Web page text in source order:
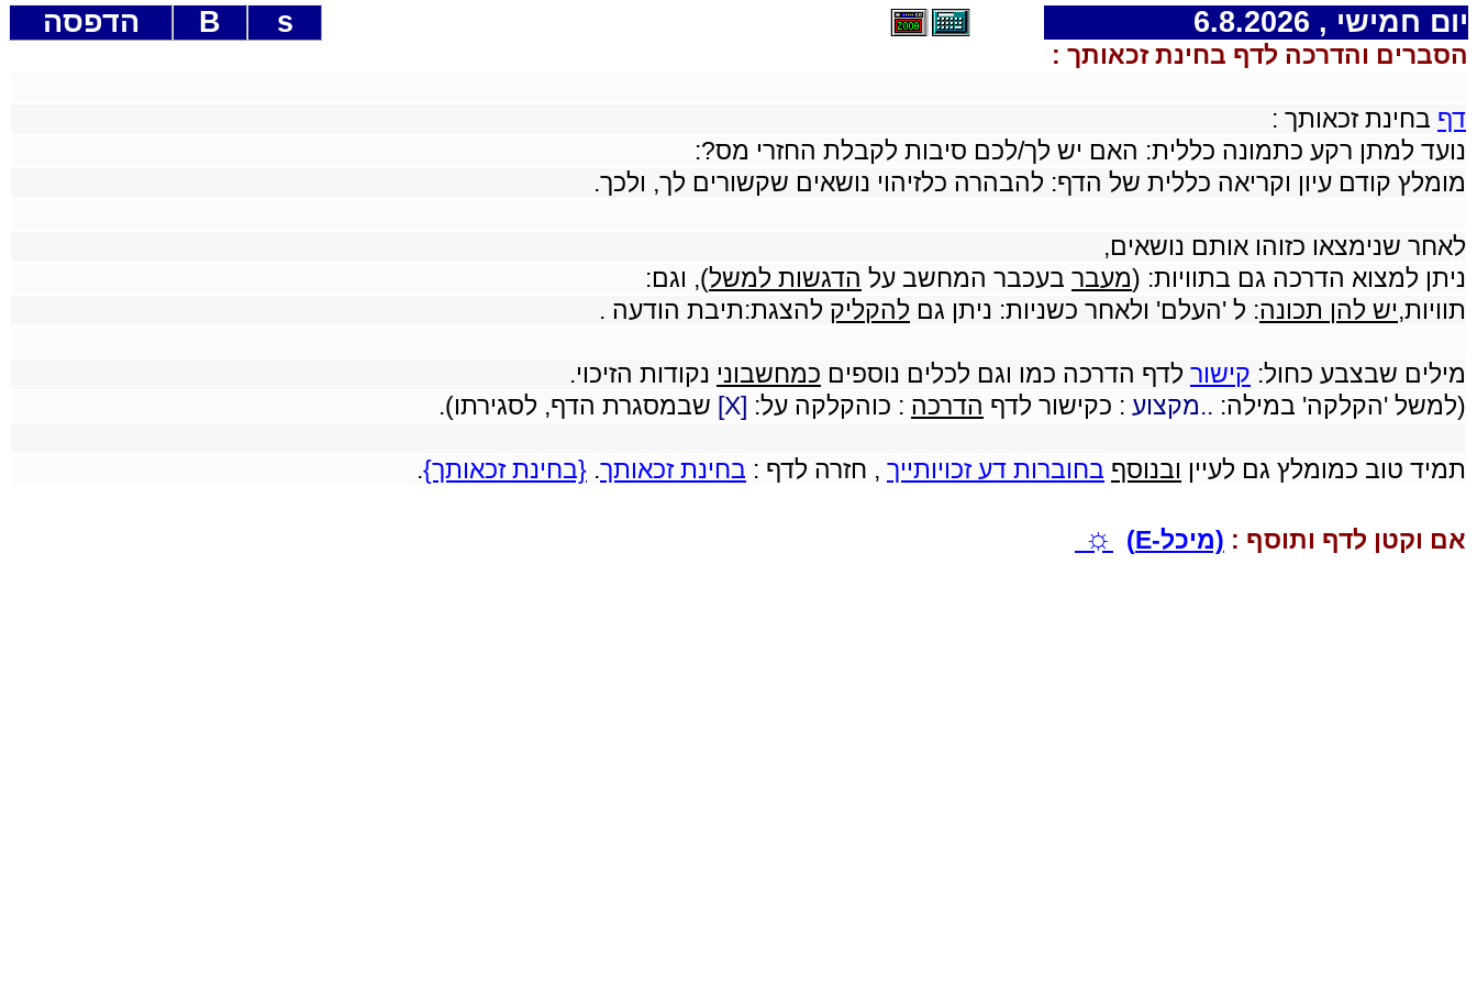
יום חמישי , 6.8.2026 s
B הדפסה
הסברים והדרכה לדף בחינת זכאותך :
דף בחינת זכאותך :
נועד למתן רקע כתמונה כללית: האם יש לך/לכם סיבות לקבלת החזרי מס?:
מומלץ קודם עיון וקריאה כללית של הדף: להבהרה כלזיהוי נושאים שקשורים לך, ולכך.
לאחר שנימצאו כזוהו אותם נושאים,
ניתן למצוא הדרכה גם בתוויות: (מעבר בעכבר המחשב על הדגשות למשל), וגם:
תוויות,יש להן תכונה: ל 'העלם' ולאחר כשניות: ניתן גם להקליק להצגת:תיבת הודעה .
מילים שבצבע כחול: קישור לדף הדרכה כמו וגם לכלים נוספים כמחשבוני נקודות הזיכוי.
(למשל 'הקלקה' במילה: ..מקצוע : כקישור לדף הדרכה : כוהקלקה על: [X] שבמסגרת הדף, לסגירתו).
תמיד טוב כמומלץ גם לעיין ובנוסף בחוברות דע זכויותייך , חזרה לדף : בחינת זכאותך. {בחינת זכאותך}.
אם וקטן לדף ותוסף : (מיכל-E) ☼